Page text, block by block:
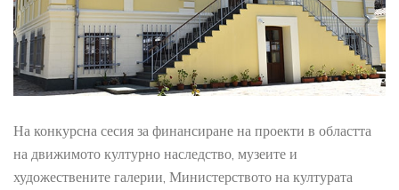
На конкурсна сесия за финансиране на проекти в областта
на движимото културно наследство, музеите и
художествените галерии, Министерството на културата